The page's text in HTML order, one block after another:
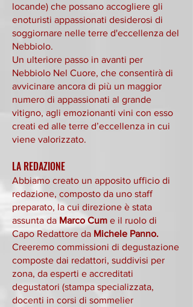
locande) che possano accogliere gli
enoturisti appassionati desiderosi di
soggiornare nelle terre d'eccellenza del
Nebbiolo.
Un ulteriore passo in avanti per
Nebbiolo Nel Cuore, che consentirà di
avvicinare ancora di più un maggior
numero di appassionati al grande
vitigno, agli emozionanti vini con esso
creati ed alle terre d’eccellenza in cui
viene valorizzato.
LA REDAZIONE
Abbiamo creato un apposito ufficio di
redazione, composto da uno staff
preparato, la cui direzione è stata
assunta da Marco Cum e il ruolo di
Capo Redattore da Michele Panno.
Creeremo commissioni di degustazione
composte dai redattori, suddivisi per
zona, da esperti e accreditati
degustatori (stampa specializzata,
docenti in corsi di sommelier